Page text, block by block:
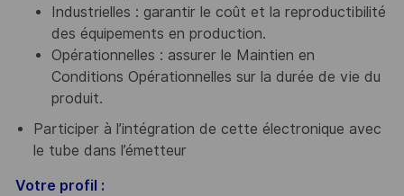
Industrielles : garantir le coût et la reproductibilité
des équipements en production.
Opérationnelles : assurer le Maintien en
Conditions Opérationnelles sur la durée de vie du
produit.
Participer à l’intégration de cette électronique avec
le tube dans l’émetteur
Votre profil :